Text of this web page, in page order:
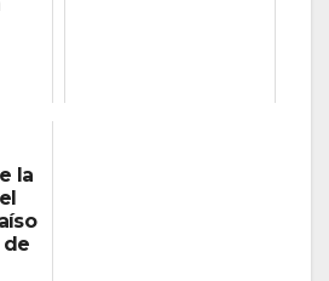
la
de